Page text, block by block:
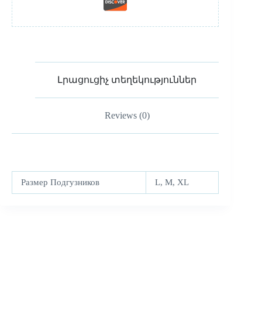
Լրացուցիչ տեղեկություններ
Reviews (0)
Размер Подгузников L, M, XL